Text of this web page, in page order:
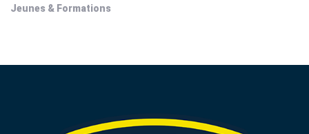
Jeunes & Formations